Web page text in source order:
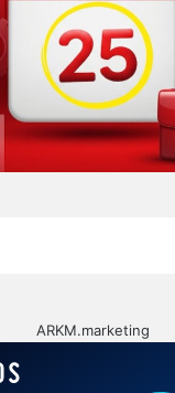
ARKM.marketing